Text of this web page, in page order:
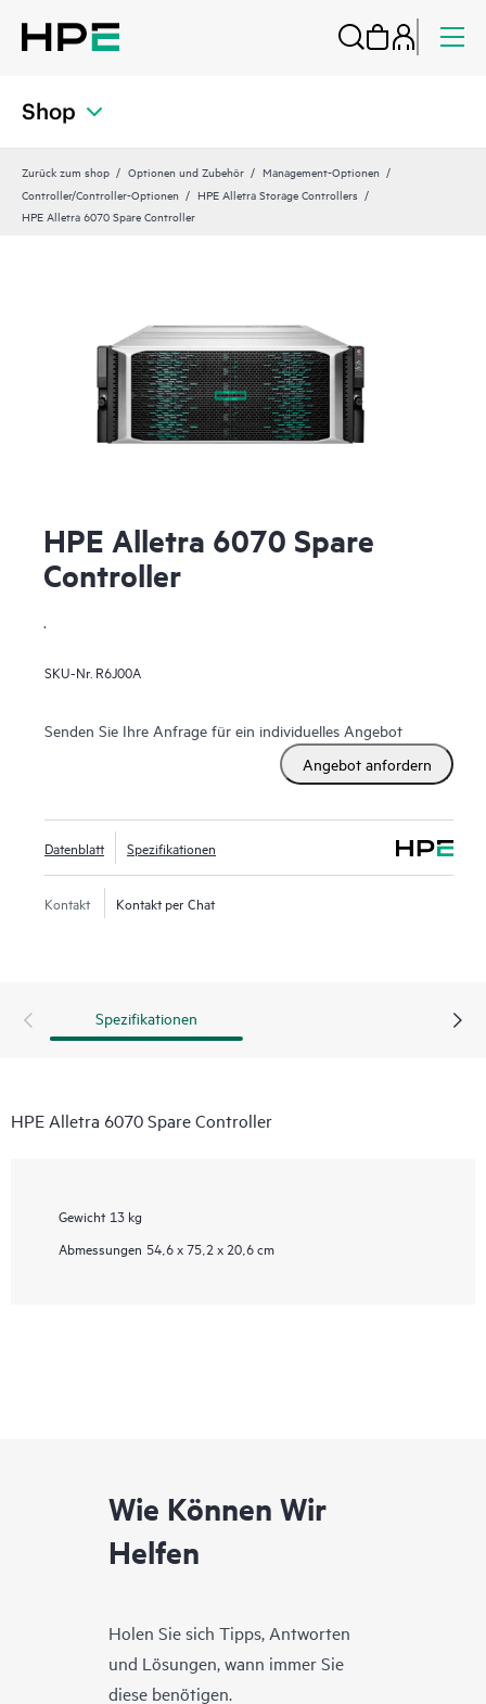
Shop
Zurück zum shop Optionen und Zubehör
Management-Optionen
Controller/Controller-Optionen
HPE Alletra Storage Controllers
HPE Alletra 6070 Spare Controller
HPE Alletra 6070 Spare
Controller
SKU-Nr. R6J00A
Senden Sie Ihre Anfrage für ein individuelles Angebot
Angebot anfordern
Datenblatt Spezifikationen
Kontakt Kontakt per Chat
Spezifikationen
HPE Alletra 6070 Spare Controller
Gewicht 13 kg
Abmessungen 54,6 x 75,2 x 20,6 cm
Wie Können Wir
Helfen
Holen Sie sich Tipps, Antworten
und Lösungen, wann immer Sie
diese benötigen.